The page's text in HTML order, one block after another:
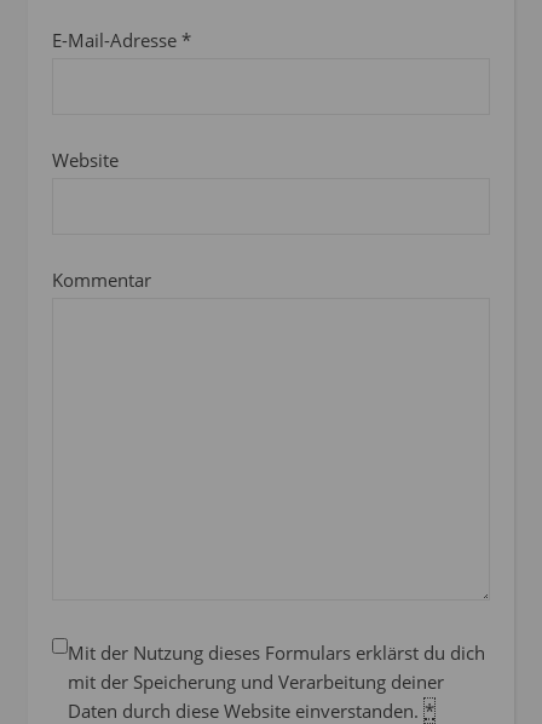
E-Mail-Adresse *
Website
Kommentar
Mit der Nutzung dieses Formulars erklärst du dich
mit der Speicherung und Verarbeitung deiner
Daten durch diese Website einverstanden. *